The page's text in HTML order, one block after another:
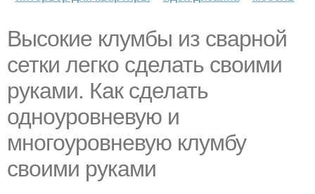
Высокие клумбы из сварной
сетки легко сделать своими
руками. Как сделать
одноуровневую и
многоуровневую клумбу
своими руками